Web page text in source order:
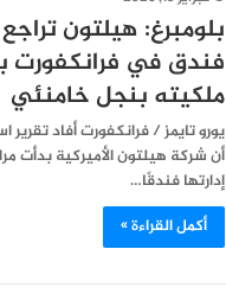
بلومبرغ: هيلتون
فندق في
ملكيته بنجل خامنئي
يورو تايمز / فرانكفورت أفاد
أن شركة هيلتون الأميركية بدأت
إدارتها فندقًا…
أكمل القراءة »